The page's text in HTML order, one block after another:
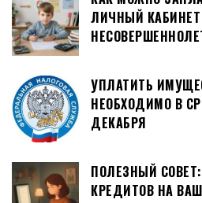
ЛИЧНЫЙ
УПЛАТИТЬ
НЕОБХОДИМО В
ДЕКАБРЯ
ПОЛЕЗНЫЙ
КРЕДИТОВ НА